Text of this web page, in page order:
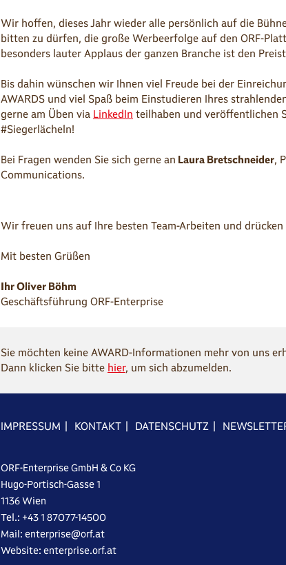
Wir hoffen, dieses Jahr wieder alle persönlich auf die
bitten zu dürfen, die große Werbeerfolge auf den ORF-
besonders lauter Applaus der ganzen Branche ist den
Bis dahin wünschen wir Ihnen viel Freude bei der
AWARDS und viel Spaß beim Einstudieren Ihres
gerne am Üben via LinkedIn teilhaben und veröffentlichen
#Siegerlächeln!
Bei Fragen wenden Sie sich gerne an Laura Bretschneider,
Communications.
Wir freuen uns auf Ihre besten Team-Arbeiten und
Mit besten Grüßen
Ihr Oliver Böhm
Geschäftsführung ORF-Enterprise
Sie möchten keine AWARD-Informationen mehr von uns
Dann klicken Sie bitte hier, um sich abzumelden.
IMPRESSUM | KONTAKT | DATENSCHUTZ |
ORF-Enterprise GmbH & Co KG
Hugo-Portisch-Gasse 1
1136 Wien
Tel.: +43 1 87077-14500
Mail: enterprise@orf.at
Website: enterprise.orf.at